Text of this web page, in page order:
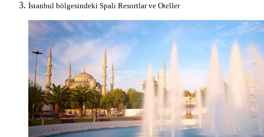
İstanbul bölgesindeki Spalı Resortlar ve Oteller